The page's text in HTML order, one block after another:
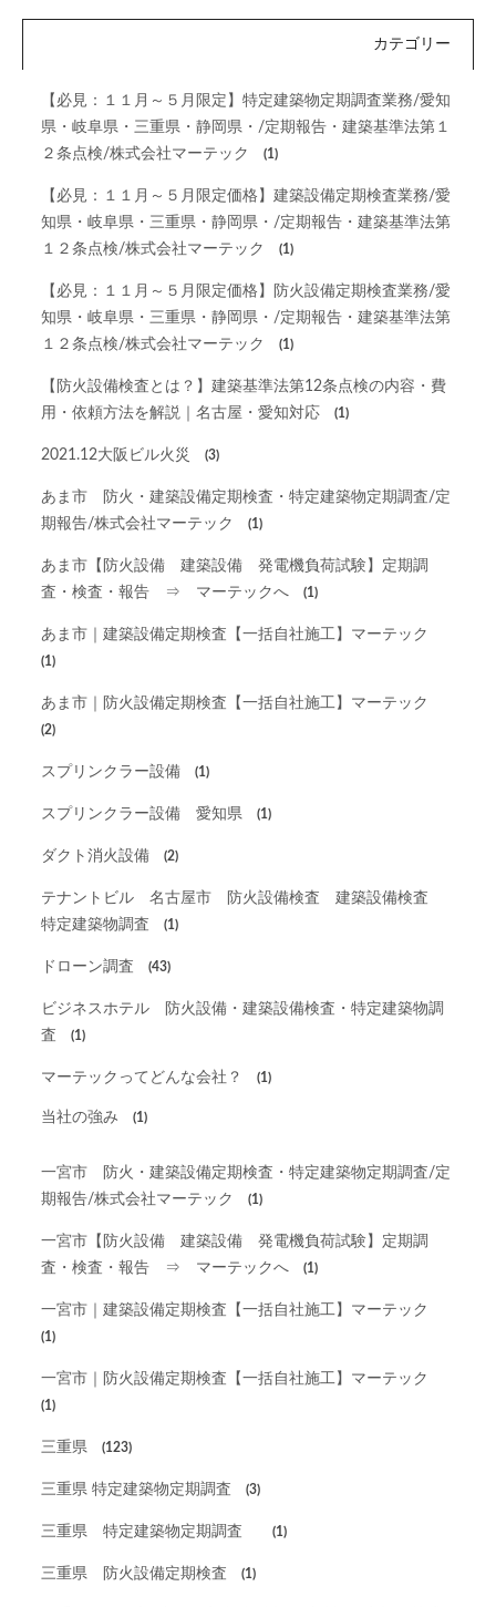
カテゴリー
【必見：１１月～５月限定】特定建築物定期調査業務/愛知
県・岐阜県・三重県・静岡県・/定期報告・建築基準法第１
２条点検/株式会社マーテック
(1)
【必見：１１月～５月限定価格】建築設備定期検査業務/愛
知県・岐阜県・三重県・静岡県・/定期報告・建築基準法第
１２条点検/株式会社マーテック
(1)
【必見：１１月～５月限定価格】防火設備定期検査業務/愛
知県・岐阜県・三重県・静岡県・/定期報告・建築基準法第
１２条点検/株式会社マーテック
(1)
【防火設備検査とは？】建築基準法第12条点検の内容・費
用・依頼方法を解説｜名古屋・愛知対応
(1)
2021.12大阪ビル火災 (3)
あま市 防火・建築設備定期検査・特定建築物定期調査/定
期報告/株式会社マーテック
(1)
あま市【防火設備 建築設備 発電機負荷試験】定期調
査・検査・報告 ⇒ マーテックへ
(1)
あま市｜建築設備定期検査【一括自社施工】マーテック
(1)
あま市｜防火設備定期検査【一括自社施工】マーテック
(2)
スプリンクラー設備 (1)
スプリンクラー設備 愛知県 (1)
ダクト消火設備 (2)
テナントビル 名古屋市 防火設備検査 建築設備検査
特定建築物調査
(1)
ドローン調査 (43)
ビジネスホテル 防火設備・建築設備検査・特定建築物調
査
(1)
マーテックってどんな会社？ (1)
当社の強み (1)
一宮市 防火・建築設備定期検査・特定建築物定期調査/定
期報告/株式会社マーテック
(1)
一宮市【防火設備 建築設備 発電機負荷試験】定期調
査・検査・報告 ⇒ マーテックへ
(1)
一宮市｜建築設備定期検査【一括自社施工】マーテック
(1)
一宮市｜防火設備定期検査【一括自社施工】マーテック
(1)
三重県 (123)
三重県 特定建築物定期調査 (3)
三重県 特定建築物定期調査 (1)
三重県 防火設備定期検査 (1)